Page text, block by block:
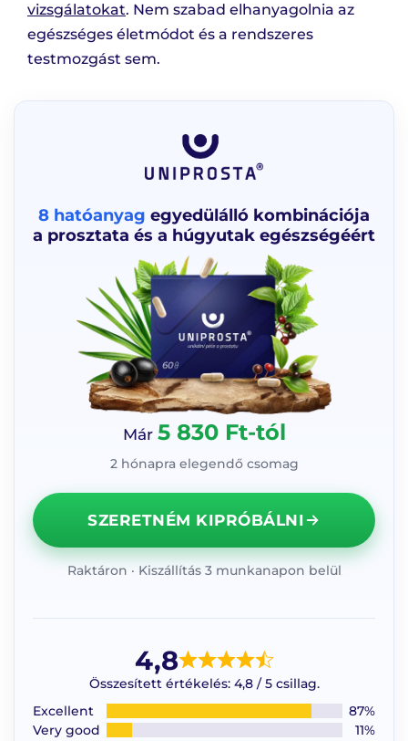
vizsgálatokat. Nem szabad elhanyagolnia az
egészséges életmódot és a rendszeres
testmozgást sem.
8 hatóanyag egyedülálló kombinációja
a prosztata és a húgyutak egészségéért
Már 5 830 Ft-tól
2 hónapra elegendő csomag
SZERETNÉM KIPRÓBÁLNI
Raktáron · Kiszállítás 3 munkanapon belül
4,8
Összesített értékelés: 4,8 / 5 csillag.
Excellent
87%
Very good
11%